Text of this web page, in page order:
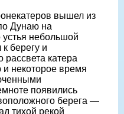
вышел из
Дунаю на
небольшой
берегу и
рассвета катера
некоторое время
появились
берега —
тихой рекой